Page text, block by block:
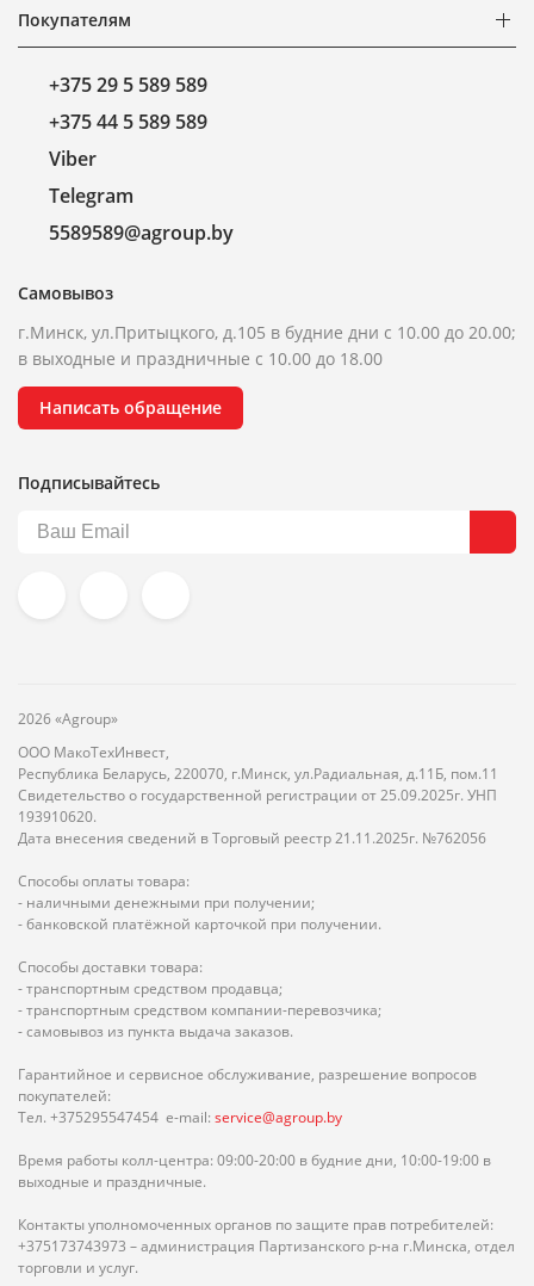
Покупателям
+375 29 5 589 589
+375 44 5 589 589
Viber
Telegram
5589589@agroup.by
Самовывоз
г.Минск, ул.Притыцкого, д.105 в будние дни с 10.00 до 20.00;
в выходные и праздничные с 10.00 до 18.00
Написать обращение
Подписывайтесь
2026 «Agroup»
ООО МакоТехИнвест,
Республика Беларусь, 220070, г.Минск, ул.Радиальная, д.11Б, пом.11
Свидетельство о государственной регистрации от 25.09.2025г. УНП
193910620.
Дата внесения сведений в Торговый реестр 21.11.2025г. №762056
Способы оплаты товара:
- наличными денежными при получении;
- банковской платёжной карточкой при получении.
Способы доставки товара:
- транспортным средством продавца;
- транспортным средством компании-перевозчика;
- самовывоз из пункта выдача заказов.
Гарантийное и сервисное обслуживание, разрешение вопросов
покупателей:
Тел. +375295547454 e-mail: service@agroup.by
Время работы колл-центра: 09:00-20:00 в будние дни, 10:00-19:00 в
выходные и праздничные.
Контакты уполномоченных органов по защите прав потребителей:
+375173743973 – администрация Партизанского р-на г.Минска, отдел
торговли и услуг.